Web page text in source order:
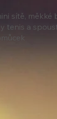
sítě, měkké
tenis a